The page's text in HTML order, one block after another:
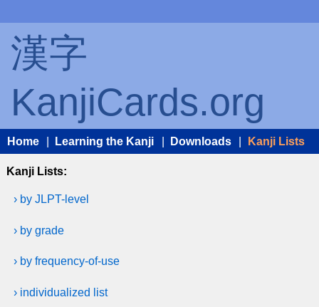
漢字
KanjiCards.org
Home Learning the Kanji Downloads Kanji Lists
Kanji Lists:
› by JLPT-level
› by grade
› by frequency-of-use
› individualized list